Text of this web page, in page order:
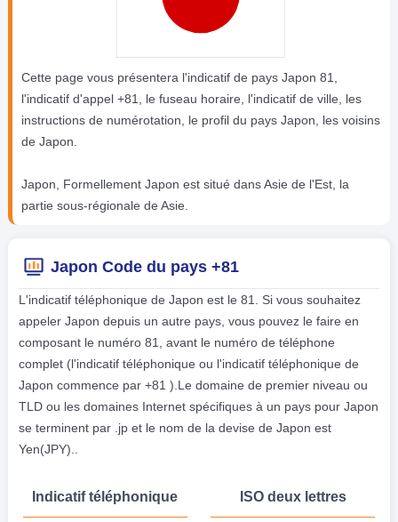
Cette page vous présentera l'indicatif de pays Japon 81,
l'indicatif d'appel +81, le fuseau horaire, l'indicatif de ville, les
instructions de numérotation, le profil du pays Japon, les voisins
de Japon.
Japon, Formellement Japon est situé dans Asie de l'Est, la
partie sous-régionale de Asie.
Japon Code du pays +81
L'indicatif téléphonique de Japon est le 81. Si vous souhaitez
appeler Japon depuis un autre pays, vous pouvez le faire en
composant le numéro 81, avant le numéro de téléphone
complet (l'indicatif téléphonique ou l'indicatif téléphonique de
Japon commence par +81 ).Le domaine de premier niveau ou
TLD ou les domaines Internet spécifiques à un pays pour Japon
se terminent par .jp et le nom de la devise de Japon est
Yen(JPY)..
Indicatif téléphonique ISO deux lettres